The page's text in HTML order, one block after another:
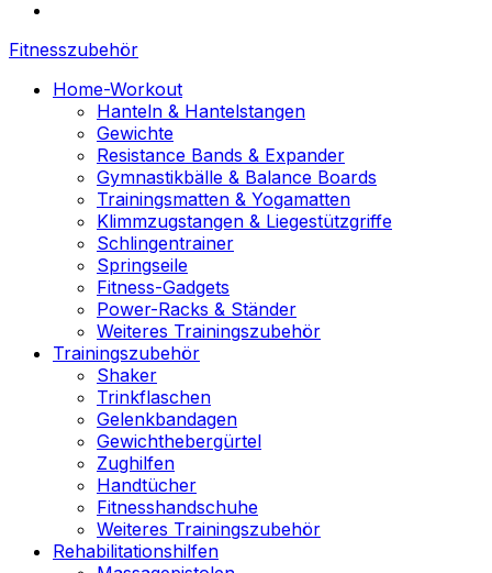
Fitnesszubehör
Home-Workout
Hanteln & Hantelstangen
Gewichte
Resistance Bands & Expander
Gymnastikbälle & Balance Boards
Trainingsmatten & Yogamatten
Klimmzugstangen & Liegestützgriffe
Schlingentrainer
Springseile
Fitness-Gadgets
Power-Racks & Ständer
Weiteres Trainingszubehör
Trainingszubehör
Shaker
Trinkflaschen
Gelenkbandagen
Gewichthebergürtel
Zughilfen
Handtücher
Fitnesshandschuhe
Weiteres Trainingszubehör
Rehabilitationshilfen